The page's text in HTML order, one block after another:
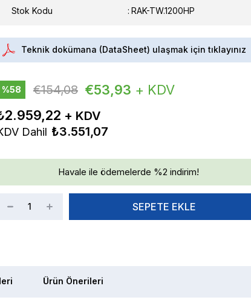
Stok Kodu
RAK-TW.1200HP
Teknik dokümana (DataSheet) ulaşmak için tıklayınız
%58
€154,08 €53,93 + KDV
Dahil ₺3.551,07
Havale ile ödemelerde %2 indirim!
Ürün Önerileri